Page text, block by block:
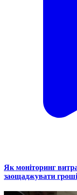
Як моніторинг
заощаджувати